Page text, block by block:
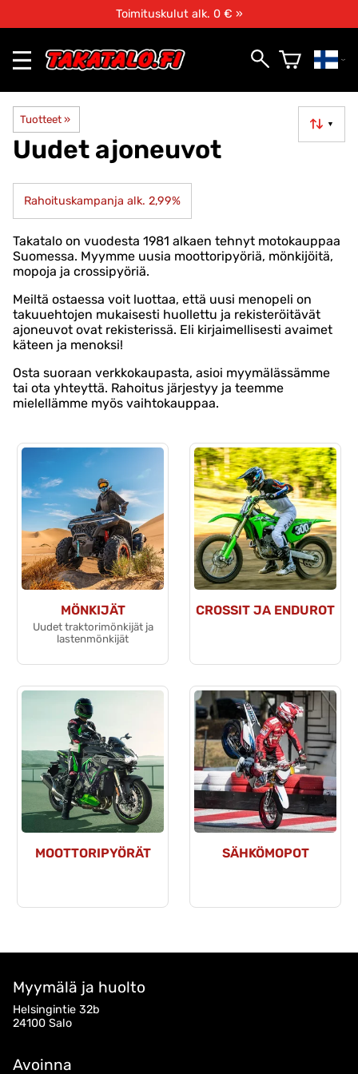
Toimituskulut alk. 0 € »
Tuotteet ‪» ▼
Uudet ajoneuvot
Rahoituskampanja alk. 2,99%
Takatalo on vuodesta 1981 alkaen tehnyt motokauppaa
Suomessa. Myymme uusia moottoripyöriä, mönkijöitä,
mopoja ja crossipyöriä.
Meiltä ostaessa voit luottaa, että uusi menopeli on
takuuehtojen mukaisesti huollettu ja rekisteröitävät
ajoneuvot ovat rekisterissä. Eli kirjaimellisesti avaimet
käteen ja menoksi!
Osta suoraan verkkokaupasta, asioi myymälässämme
tai ota yhteyttä. Rahoitus järjestyy ja teemme
mielellämme myös vaihtokauppaa.
MÖNKIJÄT
Uudet traktorimönkijät ja
lastenmönkijät
CROSSIT JA ENDUROT
MOOTTORIPYÖRÄT SÄHKÖMOPOT
Myymälä ja huolto
Helsingintie 32b
24100 Salo
Avoinna